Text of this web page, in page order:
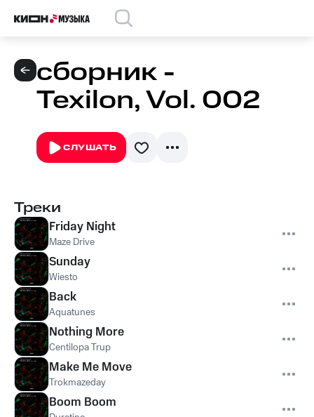
сборник -
Texilon, Vol. 002
СЛУШАТЬ
Треки
Friday Night
Maze Drive
Sunday
Wiesto
Back
Aquatunes
Nothing More
Centilopa Trup
Make Me Move
Trokmazeday
Boom Boom